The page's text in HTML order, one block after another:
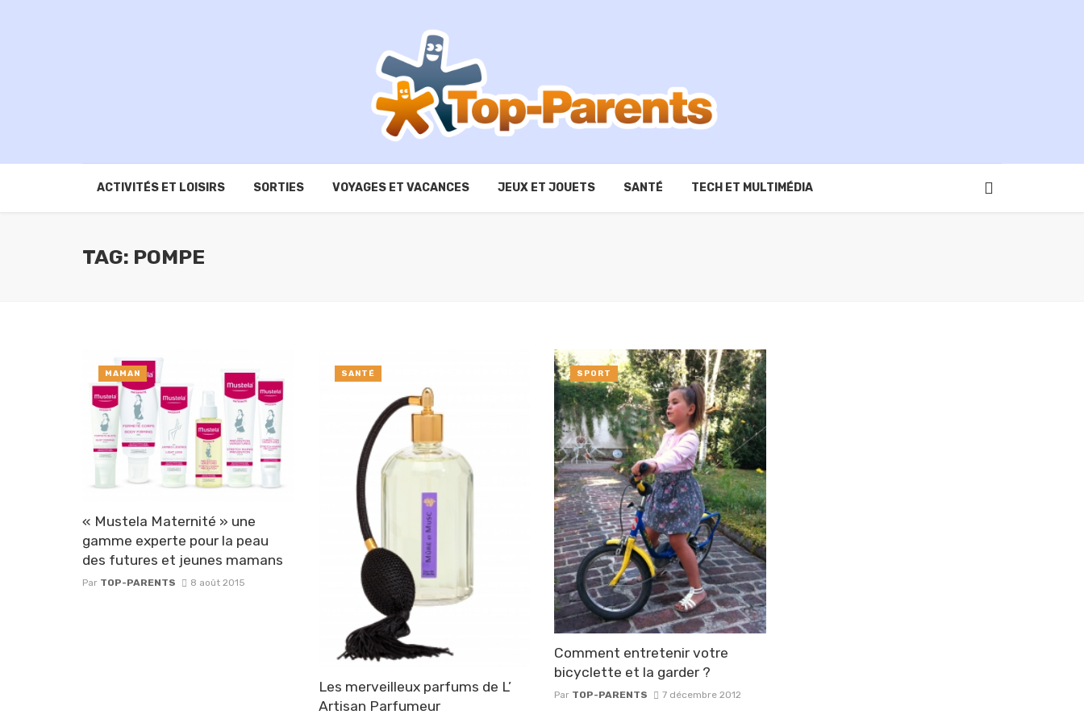
ACTIVITÉS ET LOISIRS SORTIES VOYAGES ET VACANCES JEUX ET JOUETS SANTÉ TECH ET MULTIMÉDIA
TAG: POMPE
« Mustela Maternité » une
gamme experte pour la peau
des futures et jeunes mamans
Par TOP-PARENTS 8 août 2015
MAMAN
Les merveilleux parfums de L’
Artisan Parfumeur
SANTÉ
Comment entretenir votre
bicyclette et la garder ?
Par TOP-PARENTS 7 décembre 2012
SPORT